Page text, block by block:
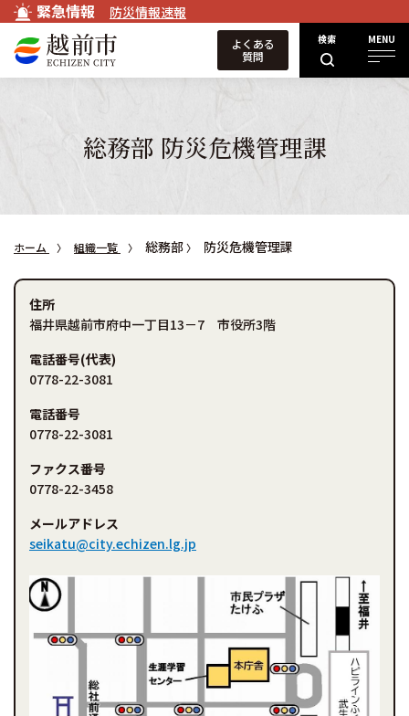
緊急情報 防災情報速報
検索 MENU
よくある
質問
総務部 防災危機管理課
ホーム 組織一覧 総務部 防災危機管理課
住所
福井県越前市府中一丁目13－7 市役所3階
電話番号(代表)
0778-22-3081
電話番号
0778-22-3081
ファクス番号
0778-22-3458
メールアドレス
seikatu@city.echizen.lg.jp